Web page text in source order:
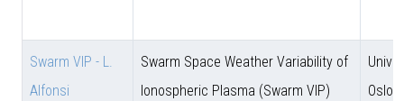
Swarm VIP - L.
Alfonsi
Swarm Space Weather Variability of
Ionospheric Plasma (Swarm VIP)
Oslo